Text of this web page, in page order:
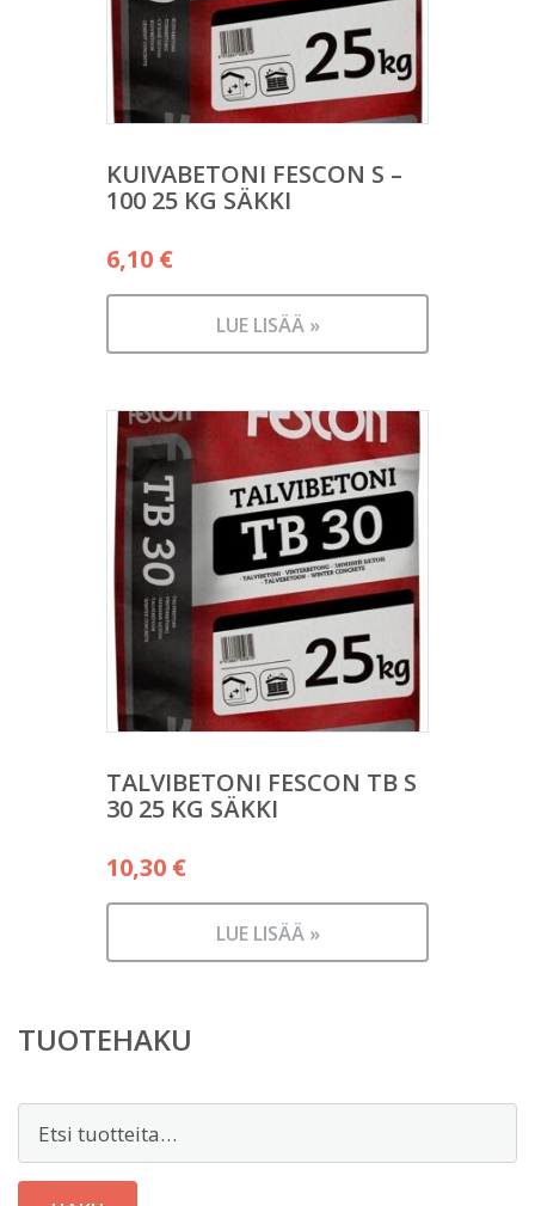
KUIVABETONI FESCON S –
100 25 KG SÄKKI
6,10 €
LUE LISÄÄ »
TALVIBETONI FESCON TB S
30 25 KG SÄKKI
10,30 €
LUE LISÄÄ »
TUOTEHAKU